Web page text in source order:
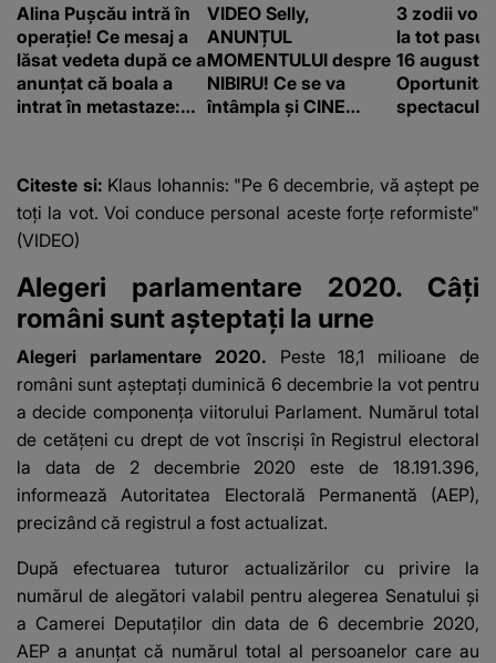
Alina Pușcău intră în
operație! Ce mesaj a
lăsat vedeta după ce a
anunțat că boala a
intrat în metastaze:
VIDEO Selly,
ANUNȚUL
MOMENTULUI despre
NIBIRU! Ce se va
întâmpla și CINE
e ciudă că..."
3 zodii vor
la tot pasul
16 august.
Citeste si: Klaus Iohannis: "Pe 6 decembrie, vă aștept pe
toți la vot. Voi conduce personal aceste forțe reformiste"
(VIDEO)
Alegeri parlamentare 2020. Câți
români sunt așteptați la urne
Alegeri parlamentare 2020. Peste 18,1 milioane de
români sunt așteptați duminică 6 decembrie la vot pentru
a decide componența viitorului Parlament. Numărul total
de cetățeni cu drept de vot înscriși în Registrul electoral
la data de 2 decembrie 2020 este de 18.191.396,
informează Autoritatea Electorală Permanentă (AEP),
precizând că registrul a fost actualizat.
După efectuarea tuturor actualizărilor cu privire la
numărul de alegători valabil pentru alegerea Senatului și
a Camerei Deputaților din data de 6 decembrie 2020,
AEP a anunțat că numărul total al persoanelor care au